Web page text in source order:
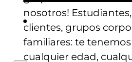
nosotros!
clientes, grupos
familiares: te
cualquier edad,